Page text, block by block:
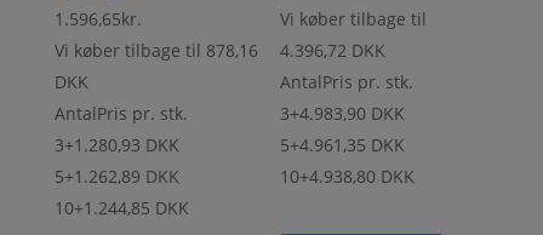
1.596,65kr.
Vi køber tilbage til 878,16
DKK
AntalPris pr. stk.
3+1.280,93 DKK
5+1.262,89 DKK
10+1.244,85 DKK
Vi køber tilbage til
4.396,72 DKK
AntalPris pr. stk.
3+4.983,90 DKK
5+4.961,35 DKK
10+4.938,80 DKK